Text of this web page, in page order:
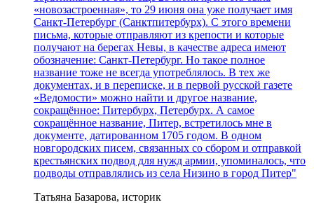
«новозастроенная», то 29 июня она уже получает имя
Санкт-Петербург (Санктпитербурх). С этого времени
письма, которые отправляют из крепости и которые
получают на берегах Невы, в качестве адреса имеют
обозначение: Санкт-Петербург. Но такое полное
название тоже не всегда употреблялось. В тех же
документах, и в переписке, и в первой русской газете
«Ведомости» можно найти и другое название,
сокращённое: Питербурх, Петербурх. А самое
сокращённое название, Питер, встретилось мне в
документе, датированном 1705 годом. В одном
новгородских писем, связанных со сбором и отправкой
крестьянских подвод для нужд армии, упоминалось, что
подводы отправлялись из села Низино в город Питер"
Татьяна Базарова, историк